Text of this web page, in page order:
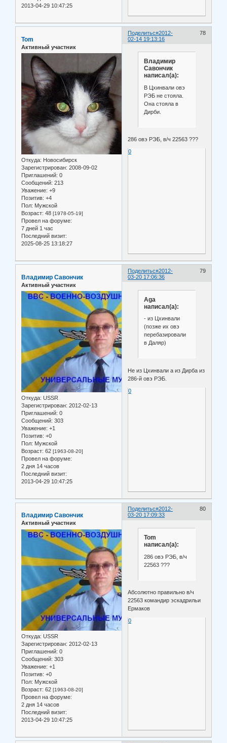
2013-04-29 10:47:25
Поделиться 78
2012-
02-14 19:13:16
Tom
Активный участник
Откуда: Новосибирск
Зарегистрирован: 2008-09-02
Приглашений: 0
Сообщений: 213
Уважение: +9
Позитив: +4
Пол: Мужской
Возраст: 48 [1978-05-19]
Провел на форуме:
7 дней 1 час
Последний визит:
2025-08-25 13:18:27
Владимир
Савончик
написал(а):
В Цхинвали овэ
РЭБ не стояла.
Она стояла в
Дирби.
286 овэ РЭБ, в/ч 22563 ???
0
Поделиться 79
2012-
03-20 17:06:36
Владимир Савончик
Активный участник
Откуда: USSR
Зарегистрирован: 2012-02-13
Приглашений: 0
Сообщений: 303
Уважение: +1
Позитив: +0
Пол: Мужской
Возраст: 62 [1963-08-20]
Провел на форуме:
2 дня 14 часов
Последний визит:
2013-04-29 10:47:25
Aga
написал(а):
- из Цхинвали
(позже их овэ
перебазировали
в Даляр)
Не из Цхинвали а из Дирба из
286-й овэ РЭБ.
0
Поделиться 80
2012-
03-20 17:09:33
Владимир Савончик
Активный участник
Откуда: USSR
Зарегистрирован: 2012-02-13
Приглашений: 0
Сообщений: 303
Уважение: +1
Позитив: +0
Пол: Мужской
Возраст: 62 [1963-08-20]
Провел на форуме:
2 дня 14 часов
Последний визит:
2013-04-29 10:47:25
Tom
написал(а):
286 овэ РЭБ, в/ч
22563 ???
Абсолютно правильно в/ч
22563 командир эскадрильи
Ермаков
0